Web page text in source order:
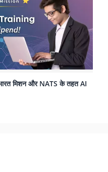
मिशन और NATS के तहत AI